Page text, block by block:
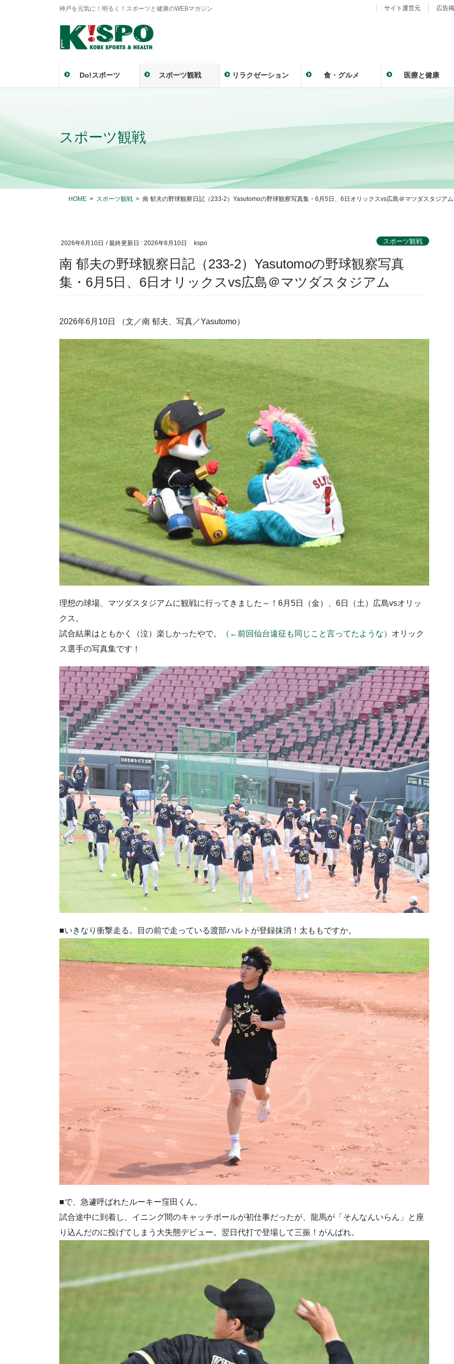
神戸を元気に！明るく！スポーツと健康のWEBマガジン サイト運営元 広告
Do!スポーツ スポーツ観戦 リラクゼーション 食・グルメ 医療と健康
スポーツ観戦
HOME スポーツ観戦 南 郁夫の野球観察日記（233-2）Yasutomoの野球観察写真集・6月5日、6日オリックスvs広島＠マツダスタジアム
2026年6月10日 / 最終更新日 : 2026年6月10日 kspo スポーツ観戦
南 郁夫の野球観察日記（233-2）Yasutomoの野球観察写真
集・6月5日、6日オリックスvs広島＠マツダスタジアム
2026年6月10日 （文／南 郁夫、写真／Yasutomo）
理想の球場 マツダスタジアムに観戦に行ってきました～！ 6月5日（金）、6日（土）広島vsオリッ
クス。
試合結果はともかく（泣）楽しかったやで。
（←前回仙台遠征も同じこと言ってたような） オリック
ス選手の写真集です！
■いきなり衝撃走る。目の前で走っている渡部ハルトが登録抹消！太ももですか。
■で、急遽呼ばれたルーキー窪田くん。
試合途中に到着し、イニング間のキャッチボールが初仕事だったが、龍馬が「そんなんいらん」と座
り込んだのに投げてしまう大失態デビュー。翌日代打で登場して三振！がんばれ。